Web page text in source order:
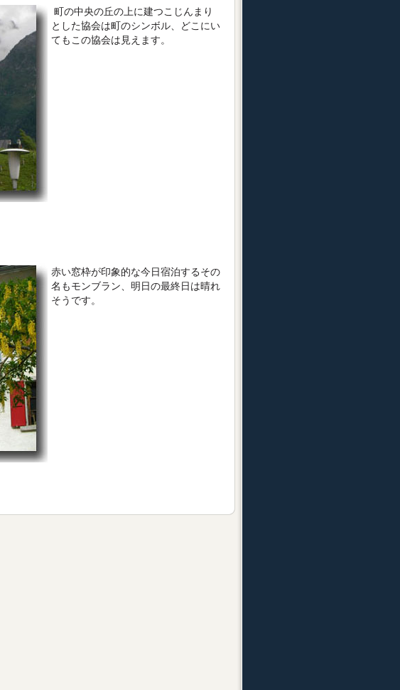
町の中央の丘の上に建つこじんまり
とした協会は町のシンボル、どこにい
てもこの協会は見えます。
赤い窓枠が印象的な今日宿泊するその
名もモンブラン、明日の最終日は晴れ
そうです。